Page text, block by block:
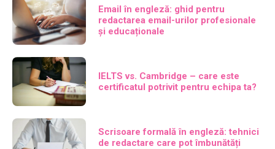
Email în engleză: ghid pentru
redactarea email-urilor profesionale
și educaționale
IELTS vs. Cambridge – care este
certificatul potrivit pentru echipa ta?
Scrisoare formală în engleză: tehnici
de redactare care pot îmbunătăți